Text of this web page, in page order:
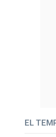
EL